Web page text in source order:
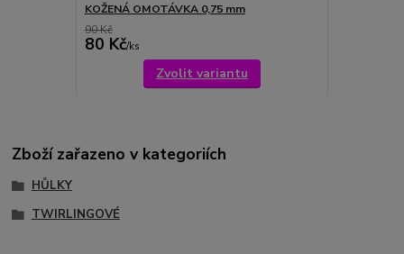
KOŽENÁ OMOTÁVKA 0,75 mm
90 Kč
80 Kč/ks
Zvolit variantu
Zboží zařazeno v kategoriích
HŮLKY
TWIRLINGOVÉ